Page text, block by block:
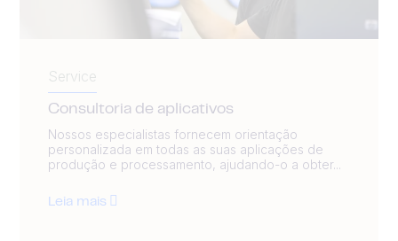
Service
Consultoria de aplicativos
Nossos especialistas fornecem orientação
personalizada em todas as suas aplicações de
produção e processamento, ajudando-o a obter...
Leia mais